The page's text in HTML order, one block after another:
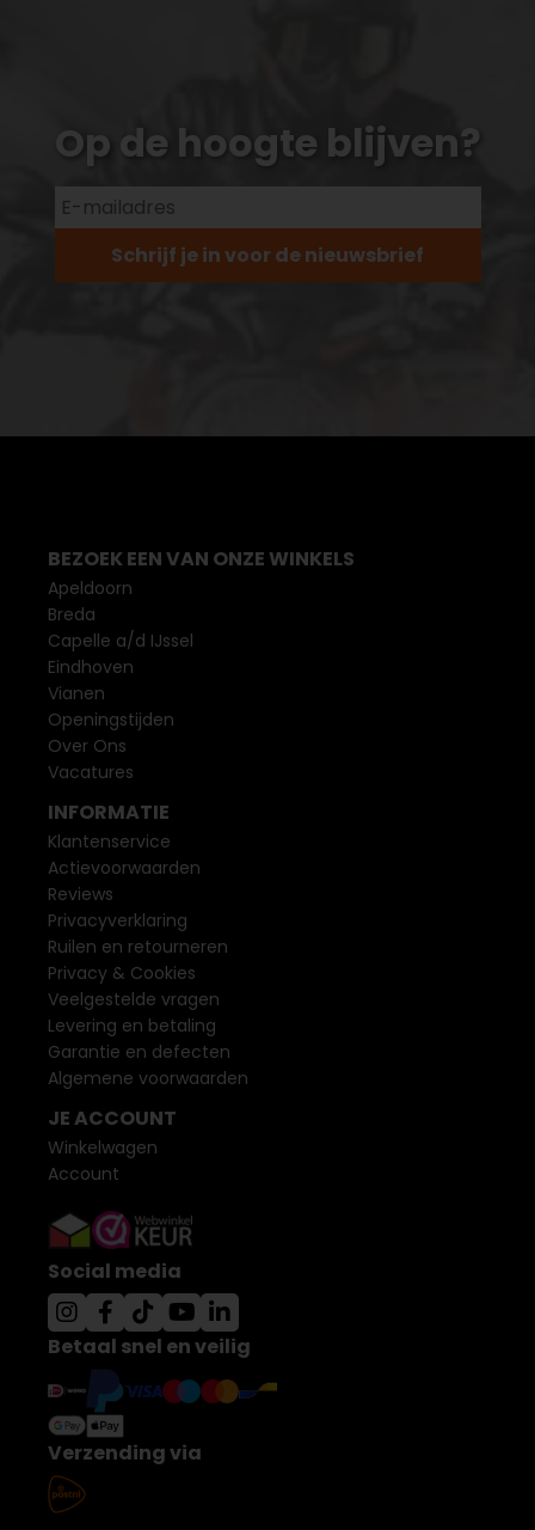
Op de hoogte blijven?
Schrijf je in voor de nieuwsbrief
BEZOEK EEN VAN ONZE WINKELS
Apeldoorn
Breda
Capelle a/d IJssel
Eindhoven
Vianen
Openingstijden
Over Ons
Vacatures
INFORMATIE
Klantenservice
Actievoorwaarden
Reviews
Privacyverklaring
Ruilen en retourneren
Privacy & Cookies
Veelgestelde vragen
Levering en betaling
Garantie en defecten
Algemene voorwaarden
JE ACCOUNT
Winkelwagen
Account
Social media
Betaal snel en veilig
Verzending via